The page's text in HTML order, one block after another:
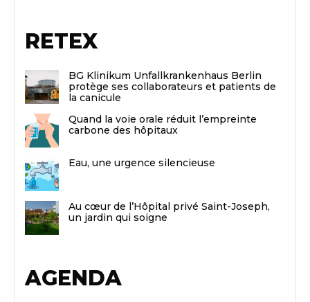
RETEX
BG Klinikum Unfallkrankenhaus Berlin
protège ses collaborateurs et patients de
la canicule
Quand la voie orale réduit l’empreinte
carbone des hôpitaux
Eau, une urgence silencieuse
Au cœur de l’Hôpital privé Saint-Joseph,
un jardin qui soigne
AGENDA